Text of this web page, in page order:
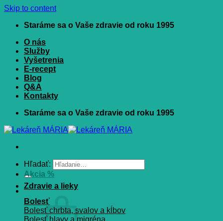
Skip to content
Staráme sa o Vaše zdravie od roku 1995
O nás
Služby
Vyšetrenia
E-recept
Blog
Q&A
Kontakty
Staráme sa o Vaše zdravie od roku 1995
Hľadať:
Akcia %
Zdravie a lieky
Bolesť
Bolesť chrbta, svalov a kĺbov
Bolesť hlavy a migréna